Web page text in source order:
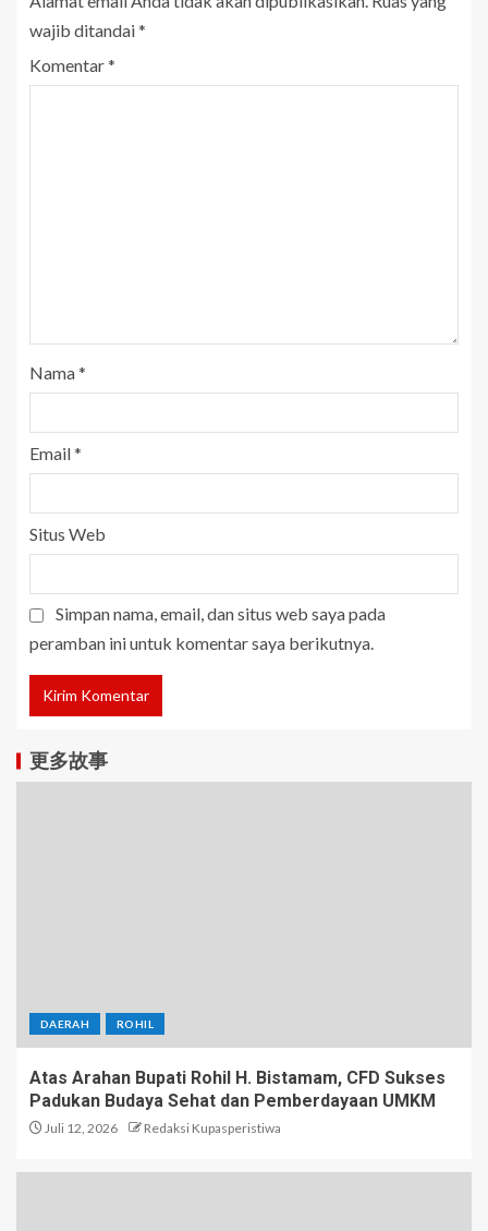
wajib ditandai*
Komentar*
Nama*
Email*
Situs Web
Simpan nama, email, dan situs web saya pada
peramban ini untuk komentar saya berikutnya.
更多故事
DAERAH ROHIL
Atas Arahan Bupati Rohil H. Bistamam, CFD Sukses
Padukan Budaya Sehat dan Pemberdayaan UMKM
Juli 12, 2026 Redaksi Kupasperistiwa